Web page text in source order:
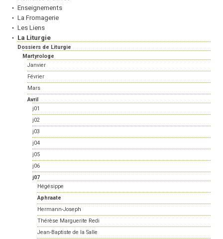
Enseignements
La Fromagerie
Les Liens
La Liturgie
Dossiers de Liturgie
Martyrologe
Janvier
Février
Mars
Avril
j01
j02
j03
j04
j05
j06
j07
Hégésippe
Aphraate
Hermann-Joseph
Thérèse Marguerite Redi
Jean-Baptiste de la Salle